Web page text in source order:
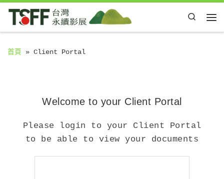
Skip to content
Search
首頁 » Client Portal
Welcome to your Client Portal
Please login to your Client Portal
to be able to view your documents